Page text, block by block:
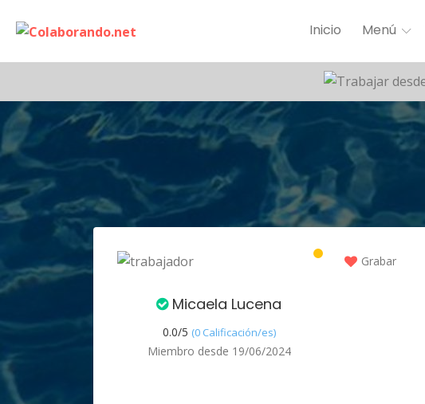
Inicio Menú
Micaela Lucena
0.0/5 (0 Calificación/es)
Miembro desde 19/06/2024
Grabar